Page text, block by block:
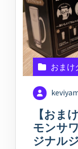
おまけ
【おま
モンサ
ジナル